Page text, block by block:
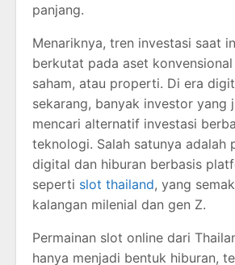
panjang.
Menariknya, tren investasi saat
berkutat pada aset
saham, atau properti. Di era
sekarang, banyak investor yang
mencari alternatif investasi
teknologi. Salah satunya adalah
digital dan hiburan berbasis
seperti slot thailand, yang
kalangan milenial dan gen Z.
Permainan slot online dari
hanya menjadi bentuk hiburan,